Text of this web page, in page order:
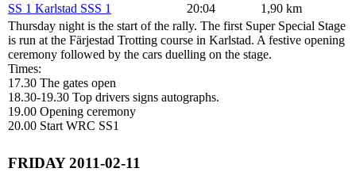
SS 1 Karlstad SSS 1
20:04
1,90 km
Thursday night is the start of the rally. The first Super Special Stage
is run at the Färjestad Trotting course in Karlstad. A festive opening
ceremony followed by the cars duelling on the stage.
Times:
17.30 The gates open
18.30-19.30 Top drivers signs autographs.
19.00 Opening ceremony
20.00 Start WRC SS1
FRIDAY 2011-02-11